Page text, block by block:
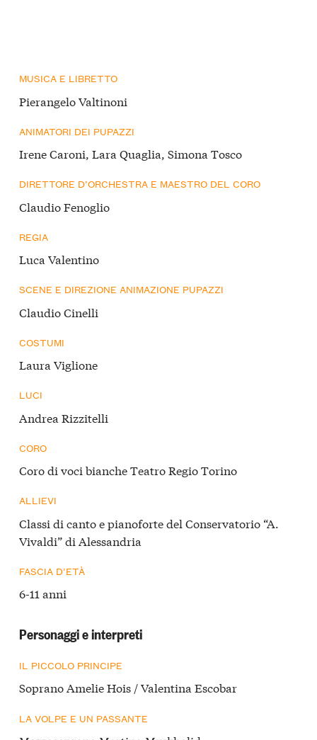
MUSICA E LIBRETTO
Pierangelo Valtinoni
ANIMATORI DEI PUPAZZI
Irene Caroni, Lara Quaglia, Simona Tosco
DIRETTORE D’ORCHESTRA E MAESTRO DEL CORO
Claudio Fenoglio
REGIA
Luca Valentino
SCENE E DIREZIONE ANIMAZIONE PUPAZZI
Claudio Cinelli
COSTUMI
Laura Viglione
LUCI
Andrea Rizzitelli
CORO
Coro di voci bianche Teatro Regio Torino
ALLIEVI
Classi di canto e pianoforte del Conservatorio “A.
Vivaldi” di Alessandria
FASCIA D’ETÀ
6-11 anni
Personaggi e interpreti
IL PICCOLO PRINCIPE
Soprano Amelie Hois / Valentina Escobar
LA VOLPE E UN PASSANTE